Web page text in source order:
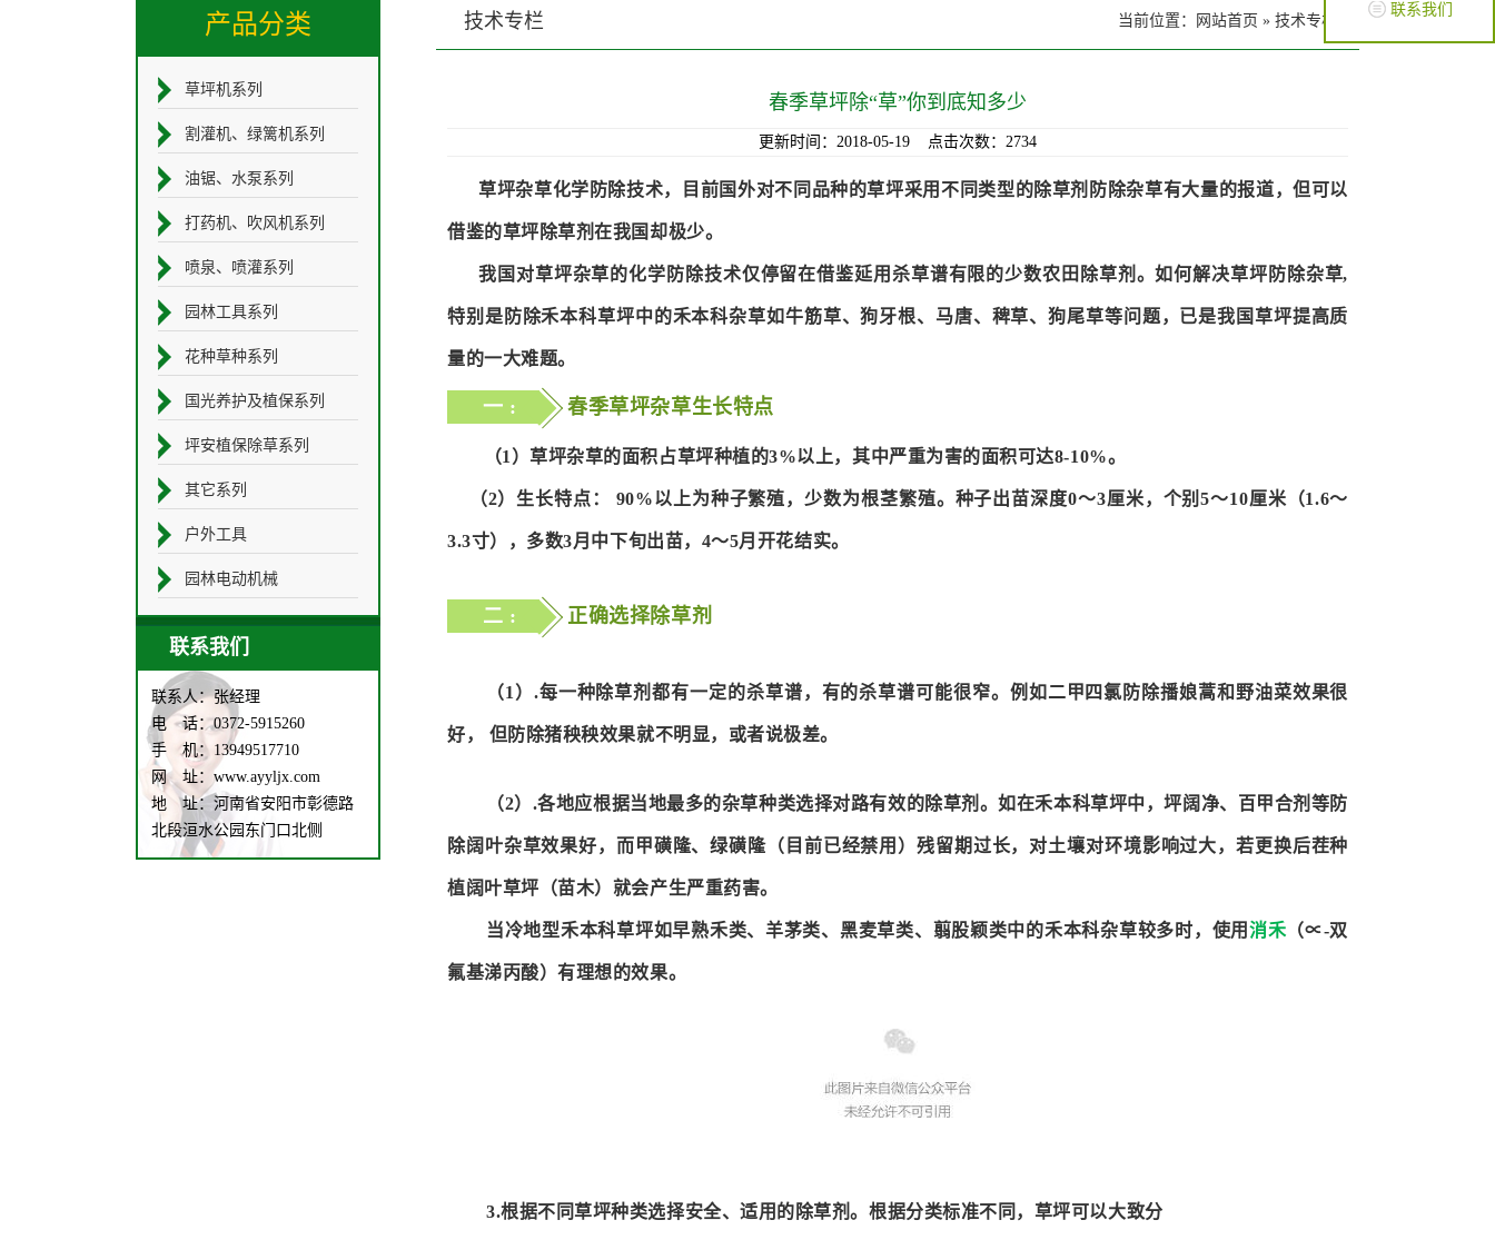
当前位置： 网站首页 » 技术专栏
技术专栏
春季草坪除“草”你到底知多少
更新时间：2018-05-19 点击次数：2734
草坪杂草化学防除技术，目前国外对不同品种的草坪采用不同类型的除草剂防除杂草有大量的报道，但可以
借鉴的草坪除草剂在我国却极少。
我国对草坪杂草的化学防除技术仅停留在借鉴延用杀草谱有限的少数农田除草剂。如何解决草坪防除杂草,
特别是防除禾本科草坪中的禾本科杂草如牛筋草、狗牙根、马唐、稗草、狗尾草等问题，已是我国草坪提高质
量的一大难题。
一 : 春季草坪杂草生长特点
（1）草坪杂草的面积占草坪种植的3%以上，其中严重为害的面积可达8-10%。
（2）生长特点： 90%以上为种子繁殖，少数为根茎繁殖。种子出苗深度0～3厘米，个别5～10厘米（1.6～
3.3寸），多数3月中下旬出苗，4～5月开花结实。
二 : 正确选择除草剂
（1）.每一种除草剂都有一定的杀草谱，有的杀草谱可能很窄。例如二甲四氯防除播娘蒿和野油菜效果很
好， 但防除猪秧秧效果就不明显，或者说极差。
（2）.各地应根据当地最多的杂草种类选择对路有效的除草剂。如在禾本科草坪中，坪阔净、百甲合剂等防
除阔叶杂草效果好，而甲磺隆、绿磺隆（目前已经禁用）残留期过长，对土壤对环境影响过大，若更换后茬种
植阔叶草坪（苗木）就会产生严重药害。
当冷地型禾本科草坪如早熟禾类、羊茅类、黑麦草类、翦股颖类中的禾本科杂草较多时，使用 消禾 （∝-双
氟基涕丙酸）有理想的效果。
3.根据不同草坪种类选择安全、适用的除草剂。根据分类标准不同，草坪可以大致分
产品分类
草坪机系列
割灌机、绿篱机系列
油锯、水泵系列
打药机、吹风机系列
喷泉、喷灌系列
园林工具系列
花种草种系列
国光养护及植保系列
坪安植保除草系列
其它系列
户外工具
园林电动机械
联系我们
联系人：张经理
电 话：0372-5915260
手 机：13949517710
网 址：www.ayyljx.com
地 址：河南省安阳市彰德路
北段洹水公园东门口北侧
联系我们